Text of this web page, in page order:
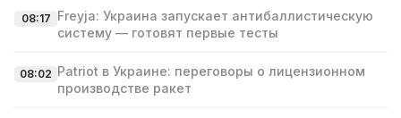
08:17 Freyja: Украина запускает антибаллистическую
систему — готовят первые тесты
08:02 Patriot в Украине: переговоры о лицензионном
производстве ракет